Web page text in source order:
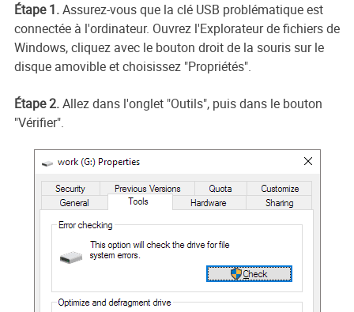
Étape 1.Assurez-vous que la clé USB problématique est
connectée à l'ordinateur. Ouvrez l'Explorateur de fichiers de
Windows, cliquez avec le bouton droit de la souris sur le
disque amovible et choisissez "Propriétés".
Étape 2.Allez dans l'onglet "Outils", puis dans le bouton
"Vérifier".